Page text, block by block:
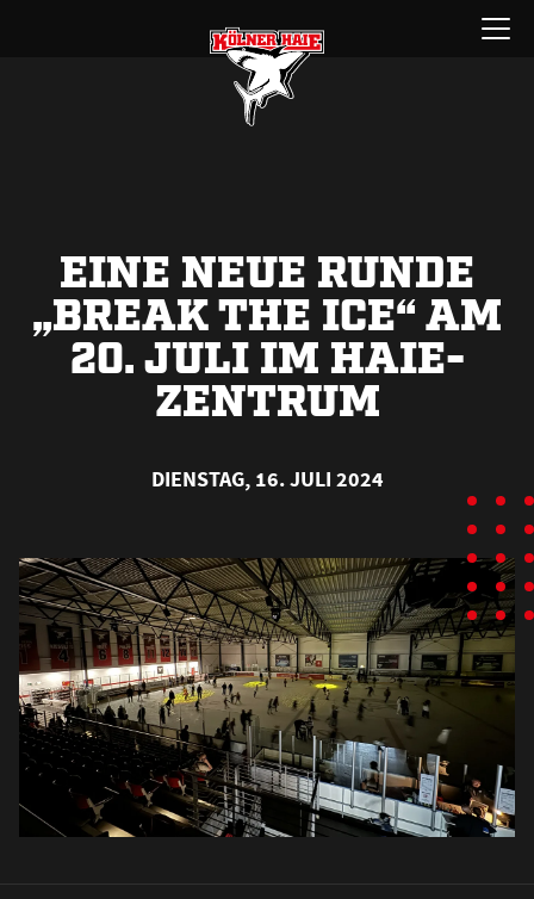
Menü
öffnen
EINE NEUE RUNDE
„BREAK THE ICE“ AM
20. JULI IM HAIE-
ZENTRUM
DIENSTAG, 16. JULI 2024